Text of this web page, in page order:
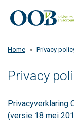
de
inhoud
Home Privacy
Privacy
Privacyverklaring
(versie 18 mei